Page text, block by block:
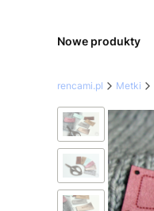
Nowe produkty
rencami.pl Metki